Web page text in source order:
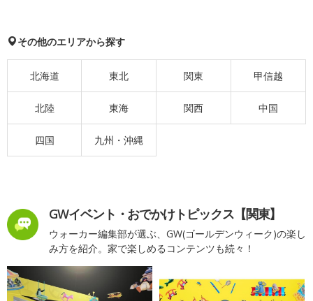
その他のエリアから探す
北海道 東北 関東 甲信越
北陸 東海 関西 中国
四国 九州・沖縄
GWイベント・おでかけトピックス【関東】
ウォーカー編集部が選ぶ、GW(ゴールデンウィーク)の楽し
み方を紹介。家で楽しめるコンテンツも続々！